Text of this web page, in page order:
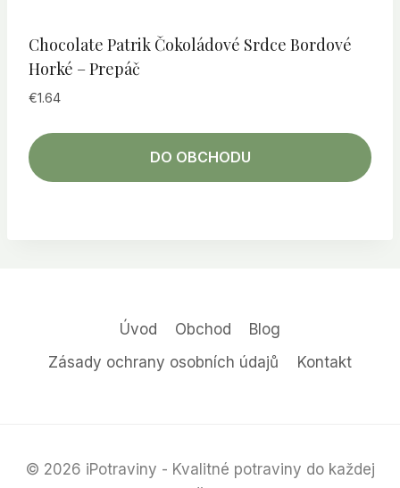
Chocolate Patrik Čokoládové Srdce Bordové
Horké – Prepáč
€1.64
DO OBCHODU
Úvod Obchod
Blog
Zásady ochrany osobních údajů
Kontakt
© 2026 iPotraviny - Kvalitné potraviny do každej